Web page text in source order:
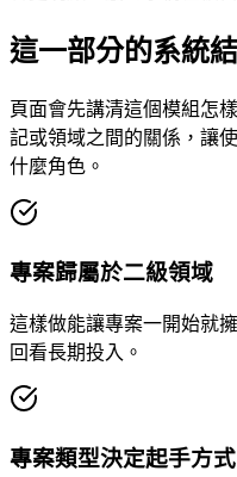
這一部分的系統
頁面會先講清這個模組怎
記或領域之間的關係，讓
什麼角色。
專案歸屬於二級領域
這樣做能讓專案一開始就
回看長期投入。
專案類型決定起手方式